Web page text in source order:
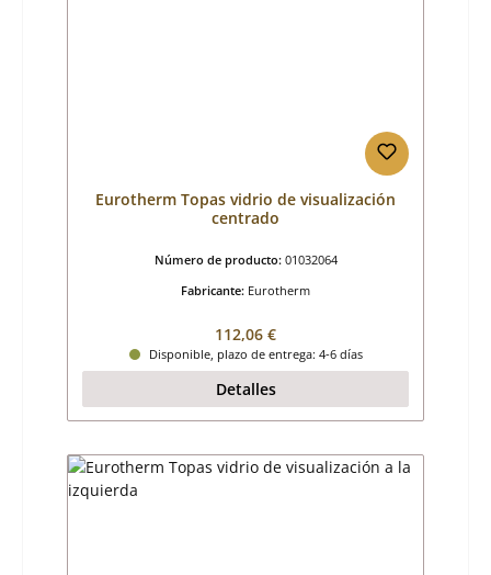
Eurotherm Topas vidrio de visualización
centrado
Número de producto: 01032064
Fabricante: Eurotherm
Precio normal:
112,06 €
Disponible, plazo de entrega: 4-6 días
Detalles